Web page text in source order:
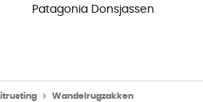
Patagonia Donsjassen
Wandelrugzakken